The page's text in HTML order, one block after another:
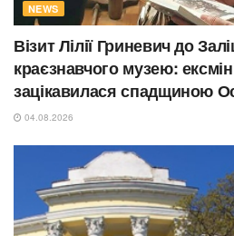
NEWS
Візит Лілії Гриневич до
краєзнавчого музею:
зацікавилася спадщиною
04.08.2026